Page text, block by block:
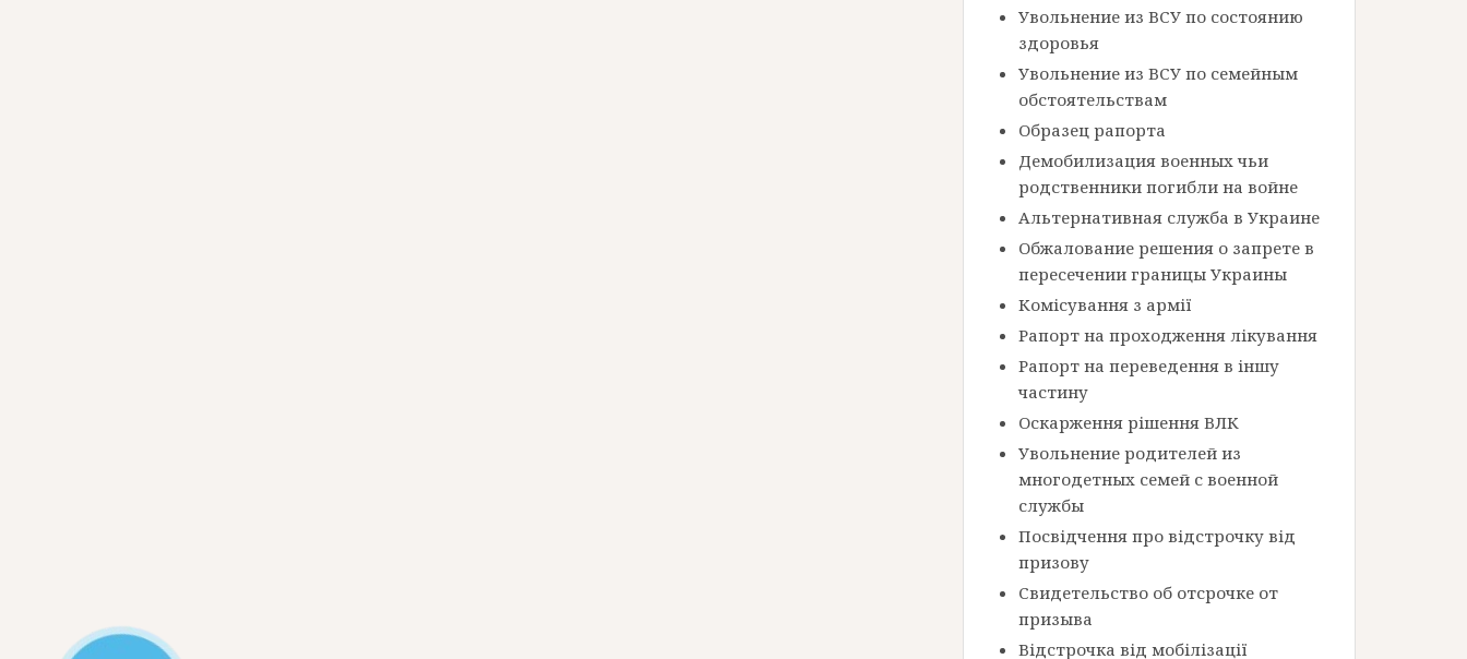
Увольнение из ВСУ по состоянию
здоровья
Увольнение из ВСУ по семейным
обстоятельствам
Образец рапорта
Демобилизация военных чьи
родственники погибли на войне
Альтернативная служба в Украине
Обжалование решения о запрете в
пересечении границы Украины
Комісування з армії
Рапорт на проходження лікування
Рапорт на переведення в іншу
частину
Оскарження рішення ВЛК
Увольнение родителей из
многодетных семей с военной
службы
Посвідчення про відстрочку від
призову
Свидетельство об отсрочке от
призыва
Відстрочка від мобілізації